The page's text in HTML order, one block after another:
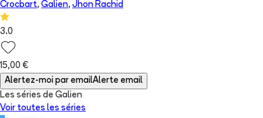
Crocbart, Galien, Jhon Rachid
3.0
15,00 €
Alertez-moi par emailAlerte email
Les séries de Galien
Voir toutes les séries